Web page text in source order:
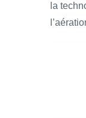
la